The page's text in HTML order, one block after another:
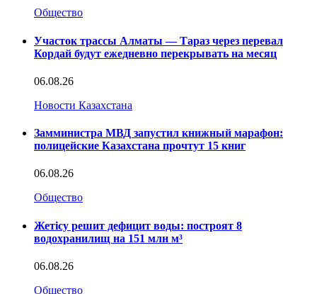
Общество
Участок трассы Алматы — Тараз через перевал
Кордай будут ежедневно перекрывать на месяц
06.08.26
Новости Казахстана
Замминистра МВД запустил книжный марафон:
полицейские Казахстана прочтут 15 книг
06.08.26
Общество
Жетісу решит дефицит воды: построят 8
водохранилищ на 151 млн м³
06.08.26
Общество